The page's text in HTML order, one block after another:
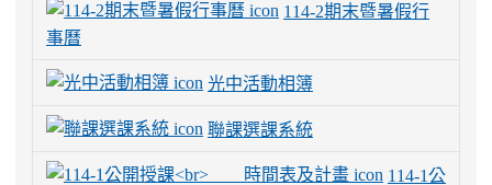
114-2期末暨暑假行
事曆
光中活動相簿
聯課選課系統
114-1公